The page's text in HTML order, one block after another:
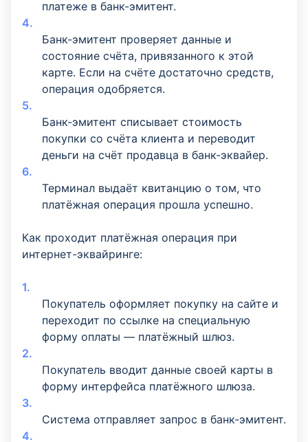
платеже в банк-эмитент.
Банк-эмитент проверяет данные и
состояние счёта, привязанного к этой
карте. Если на счёте достаточно средств,
операция одобряется.
Банк-эмитент списывает стоимость
покупки со счёта клиента и переводит
деньги на счёт продавца в банк-эквайер.
Терминал выдаёт квитанцию о том, что
платёжная операция прошла успешно.
Как проходит платёжная операция при
интернет-эквайринге:
Покупатель оформляет покупку на сайте и
переходит по ссылке на специальную
форму оплаты — платёжный шлюз.
Покупатель вводит данные своей карты в
форму интерфейса платёжного шлюза.
Система отправляет запрос в банк-эмитент.